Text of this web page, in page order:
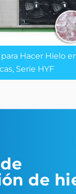
Hacer Hielo
Serie HYF
de